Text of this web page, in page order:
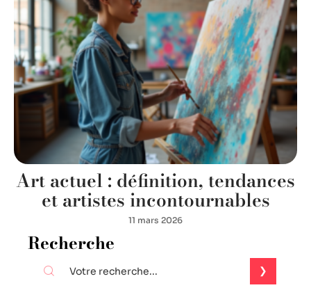
Art actuel : définition, tendances
et artistes incontournables
11 mars 2026
Recherche